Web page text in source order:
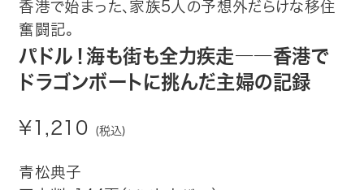
社会・思想・哲学
写真集
電子書籍
ご案内
トップ
香港で始まった、家族5人の予想外だらけな移住
奮闘記。
パドル！海も街も全力疾走――香港で
ドラゴンボートに挑んだ主婦の記録
¥1,210 (税込)
青松典子